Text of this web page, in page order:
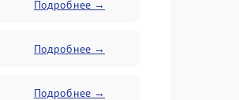
Подробнее →
Подробнее →
Подробнее →